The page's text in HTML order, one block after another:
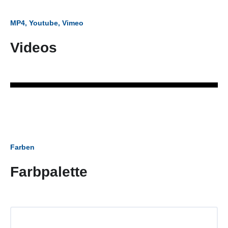
MP4, Youtube, Vimeo
Videos
Farben
Farbpalette